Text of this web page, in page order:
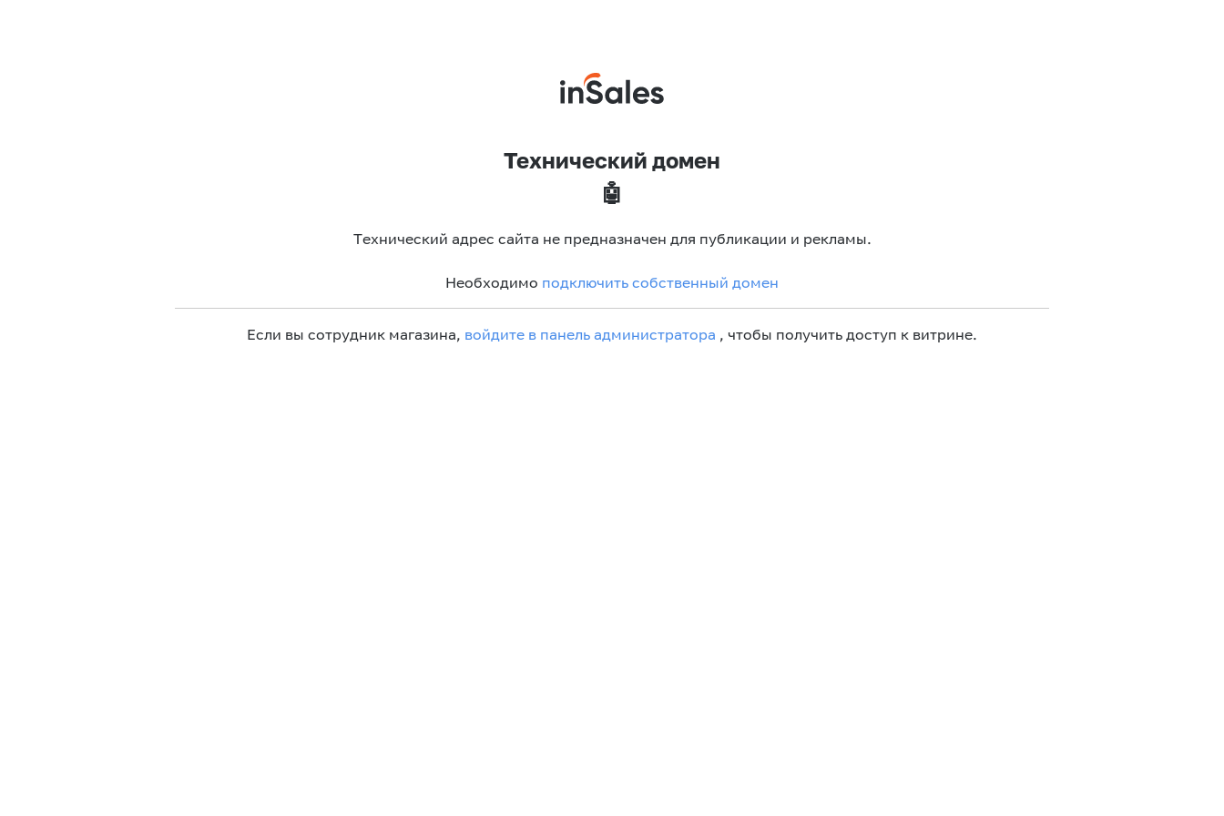
Технический домен
🤖
Технический адрес сайта не предназначен для публикации и рекламы.
Необходимо подключить собственный домен
Если вы сотрудник магазина, войдите в панель администратора , чтобы получить доступ к витрине.